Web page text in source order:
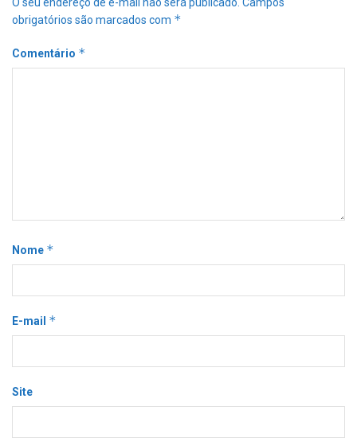
obrigatórios são marcados com *
Comentário *
Nome *
E-mail *
Site